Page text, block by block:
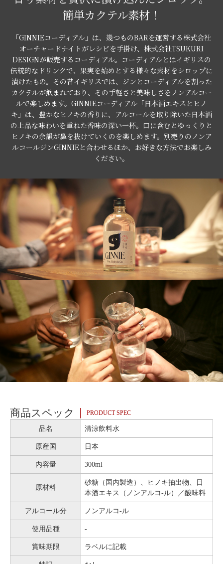
簡単カクテル素材！
「GINNIEコーディアル」は、幾つものBARを運営する株式会社
オーチャードナイトがレシピを手掛け、株式会社TSUKURI
DESIGNが販売するコーディアル。コーディアルとはイギリスの
伝統的なドリンクで、果実を始めとする様々な素材をシロップに
漬けたもの。その昔イギリスでは、ジンとコーディアルを割った
カクテルが飲まれており、その手軽さと美味しさをノンアルコー
ルで楽しめます。GINNIEコーディアル「日本酒エキスとヒノ
キ」は、豊かなヒノキの香りに、アルコールを取り除いた日本酒
の上品な味わいを重ねた香味の深い一杯。口に含むとゆっくりと
ヒノキの余韻が鼻を抜けていくのを楽しめます。別売りのノンア
ルコールジンGINNIEと合わせるほか、お好きな方法でお楽しみ
ください。
商品スペック PRODUCT SPEC
品名 清涼飲料水
原産国 日本
内容量 300ml
原材料
砂糖（国内製造）、ヒノキ抽出物、日
本酒エキス（ノンアルコ-ル）／酸味料
アルコール分 ノンアルコ-ル
使用品種 -
賞味期限 ラベルに記載